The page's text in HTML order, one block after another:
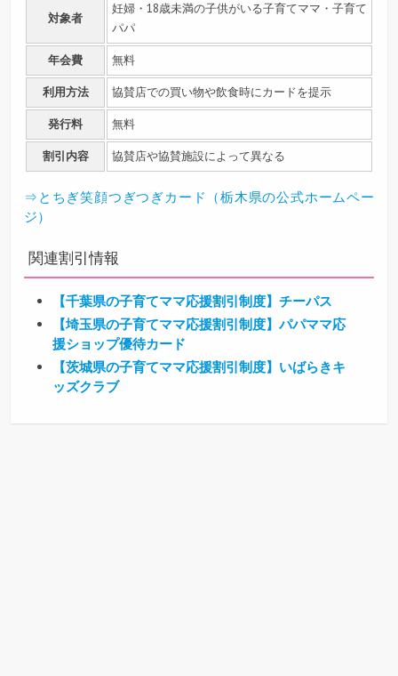
対象者
妊婦・18歳未満の子供がいる子育てママ・子育て
パパ
年会費 無料
利用方法 協賛店での買い物や飲食時にカードを提示
発行料 無料
割引内容 協賛店や協賛施設によって異なる
⇒とちぎ笑顔つぎつぎカード（栃木県の公式ホームペー
ジ）
関連割引情報
【千葉県の子育てママ応援割引制度】チーパス
【埼玉県の子育てママ応援割引制度】パパママ応
援ショップ優待カード
【茨城県の子育てママ応援割引制度】いばらきキ
ッズクラブ